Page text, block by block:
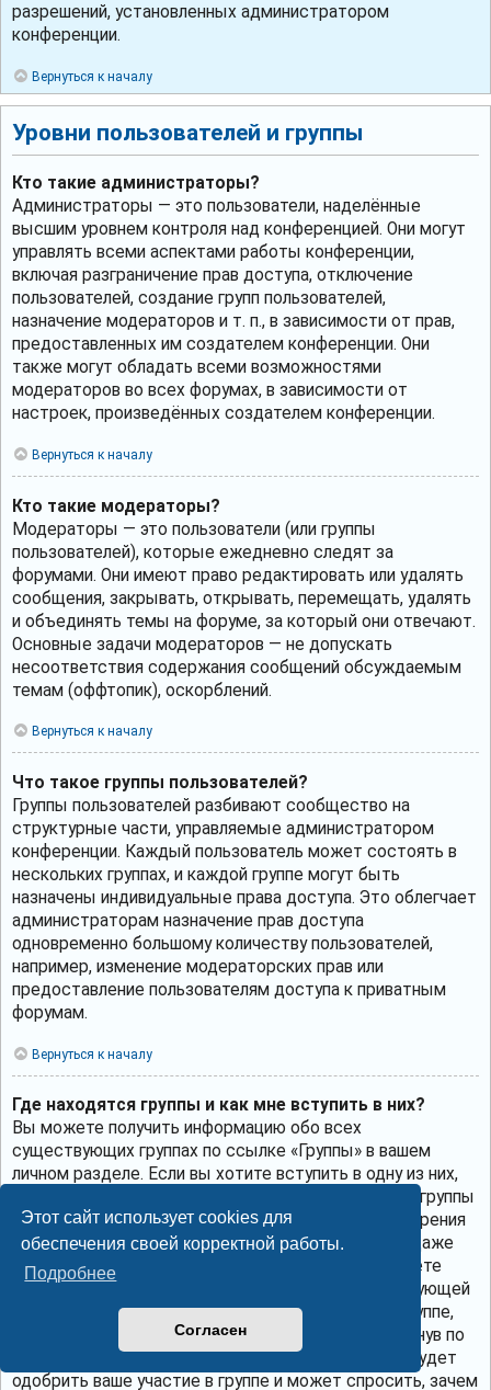
Этот сайт использует cookies для
обеспечения своей корректной работы.
Подробнее
Согласен
разрешений, установленных администратором
конференции.
Вернуться к началу
Уровни пользователей и группы
Кто такие администраторы?
Администраторы — это пользователи, наделённые
высшим уровнем контроля над конференцией. Они могут
управлять всеми аспектами работы конференции,
включая разграничение прав доступа, отключение
пользователей, создание групп пользователей,
назначение модераторов и т. п., в зависимости от прав,
предоставленных им создателем конференции. Они
также могут обладать всеми возможностями
модераторов во всех форумах, в зависимости от
настроек, произведённых создателем конференции.
Вернуться к началу
Кто такие модераторы?
Модераторы — это пользователи (или группы
пользователей), которые ежедневно следят за
форумами. Они имеют право редактировать или удалять
сообщения, закрывать, открывать, перемещать, удалять
и объединять темы на форуме, за который они отвечают.
Основные задачи модераторов — не допускать
несоответствия содержания сообщений обсуждаемым
темам (оффтопик), оскорблений.
Вернуться к началу
Что такое группы пользователей?
Группы пользователей разбивают сообщество на
структурные части, управляемые администратором
конференции. Каждый пользователь может состоять в
нескольких группах, и каждой группе могут быть
назначены индивидуальные права доступа. Это облегчает
администраторам назначение прав доступа
одновременно большому количеству пользователей,
например, изменение модераторских прав или
предоставление пользователям доступа к приватным
форумам.
Вернуться к началу
Где находятся группы и как мне вступить в них?
Вы можете получить информацию обо всех
существующих группах по ссылке «Группы» в вашем
личном разделе. Если вы хотите вступить в одну из них,
нажмите соответствующую кнопку. Однако не все группы
общедоступны. Некоторые могут требовать одобрения
для вступления в них, могут быть закрытыми или даже
скрытыми. Если группа общедоступна, то вы можете
запросить членство в ней, щёлкнув по соответствующей
кнопке. Если требуется одобрение на участие в группе,
вы можете отправить запрос на вступление, щёлкнув по
соответствующей кнопке. Лидер группы должен будет
одобрить ваше участие в группе и может спросить, зачем